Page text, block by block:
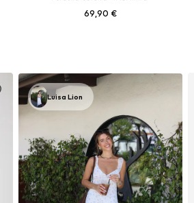
69,90 €
Luisa Lion